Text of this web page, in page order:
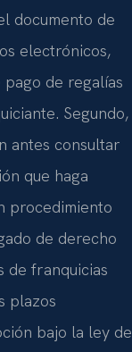
documento de
electrónicos,
de regalías
Segundo,
antes consultar
que haga
procedimiento
de derecho
de franquicias
plazos
bajo la ley de